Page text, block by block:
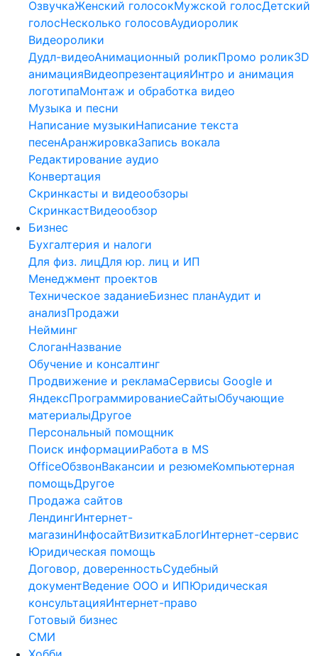
ОзвучкаЖенский голосокМужской голосДетский
голосНесколько голосовАудиоролик
Видеоролики
Дудл-видеоАнимационный роликПромо ролик3D
анимацияВидеопрезентацияИнтро и анимация
логотипаМонтаж и обработка видео
Музыка и песни
Написание музыкиНаписание текста
песенАранжировкаЗапись вокала
Редактирование аудио
Конвертация
Скринкасты и видеообзоры
СкринкастВидеообзор
Бизнес
Бухгалтерия и налоги
Для физ. лицДля юр. лиц и ИП
Менеджмент проектов
Техническое заданиеБизнес планАудит и
анализПродажи
Нейминг
СлоганНазвание
Обучение и консалтинг
Продвижение и рекламаСервисы Google и
ЯндексПрограммированиеСайтыОбучающие
материалыДругое
Персональный помощник
Поиск информацииРабота в MS
OfficeОбзвонВакансии и резюмеКомпьютерная
помощьДругое
Продажа сайтов
ЛендингИнтернет-
магазинИнфосайтВизиткаБлогИнтернет-сервис
Юридическая помощь
Договор, доверенностьСудебный
документВедение ООО и ИПЮридическая
консультацияИнтернет-право
Готовый бизнес
СМИ